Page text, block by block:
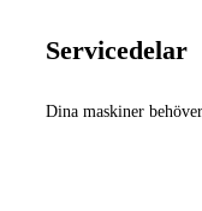
Servicedelar
Dina maskiner